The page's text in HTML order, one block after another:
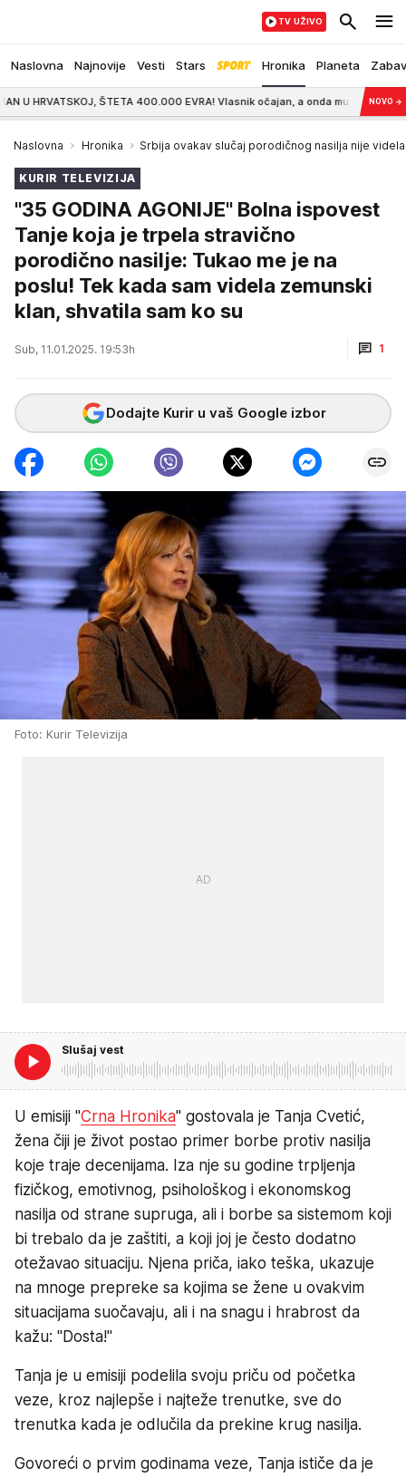
Naslovna Najnovije Vesti Stars Hronika Planeta
TV UŽIVO
ŠTETA 400.000 EVRA! Vlasnik očajan, a onda mu je stigao mejl: "Platite
NOVO →
Naslovna Hronika Srbija ovakav slučaj porodičnog nasilja nije
KURIR TELEVIZIJA
"35 GODINA AGONIJE" Bolna ispovest
Tanje koja je trpela stravično
porodično nasilje: Tukao me je na
poslu! Tek kada sam videla zemunski
klan, shvatila sam ko su
Sub, 11.01.2025. 19:53h 1
Dodajte Kurir u vaš Google izbor
Foto: Kurir Televizija
Slušaj vest
U emisiji "Crna Hronika" gostovala je Tanja Cvetić,
žena čiji je život postao primer borbe protiv nasilja
koje traje decenijama. Iza nje su godine trpljenja
fizičkog, emotivnog, psihološkog i ekonomskog
nasilja od strane supruga, ali i borbe sa sistemom koji
bi trebalo da je zaštiti, a koji joj je često dodatno
otežavao situaciju. Njena priča, iako teška, ukazuje
na mnoge prepreke sa kojima se žene u ovakvim
situacijama suočavaju, ali i na snagu i hrabrost da
kažu: "Dosta!"
Tanja je u emisiji podelila svoju priču od početka
veze, kroz najlepše i najteže trenutke, sve do
trenutka kada je odlučila da prekine krug nasilja.
Govoreći o prvim godinama veze, Tanja ističe da je